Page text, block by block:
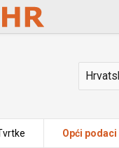
Država
Opći podaci